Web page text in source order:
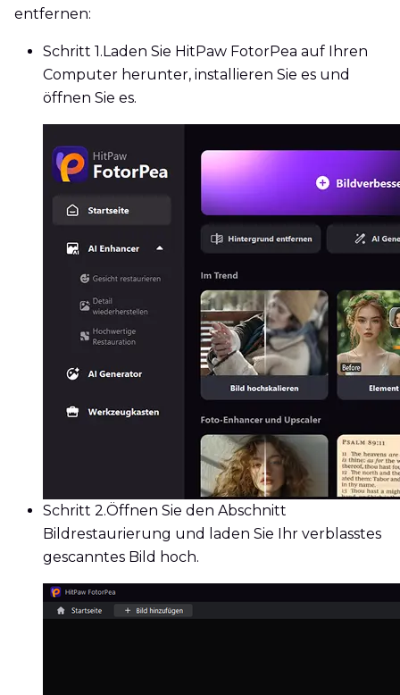
entfernen:
Schritt 1.Laden Sie HitPaw FotorPea auf Ihren
Computer herunter, installieren Sie es und
öffnen Sie es.
Schritt 2.Öffnen Sie den Abschnitt
Bildrestaurierung und laden Sie Ihr verblasstes
gescanntes Bild hoch.